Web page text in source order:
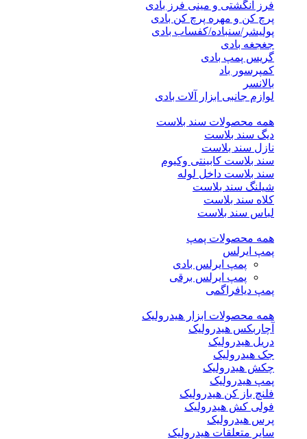
فرز انگشتی و مینی فرز بادی
پرچ کن و مهره پرچ کن بادی
پولیشر/سنباده/کفساب بادی
جغجغه بادی
گریس پمپ بادی
کمپرسور باد
بالانسر
لوازم جانبی ابزار آلات بادی
همه محصولات سند بلاست
دیگ سند بلاست
نازل سند بلاست
سند بلاست کابینتی وکیوم
سند بلاست داخل لوله
شیلنگ سند بلاست
کلاه سند بلاست
لباس سند بلاست
همه محصولات پمپ
پمپ ایرلس
پمپ ایرلس بادی
پمپ ایرلس برقی
پمپ دیافراگمی
همه محصولات ابزار هیدرولیک
آچاربکس هیدرولیک
دریل هیدرولیک
جک هیدرولیک
چکش هیدرولیک
پمپ هیدرولیک
فلنچ باز کن هیدرولیک
فولی کش هیدرولیک
پرس هیدرولیک
سایر متعلقات هیدرولیک